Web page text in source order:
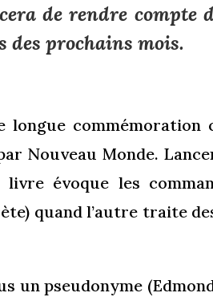
de rendre compte
des prochains mois.
longue commémoration
Nouveau Monde.
évoque les
quand l’autre traite
un pseudonyme